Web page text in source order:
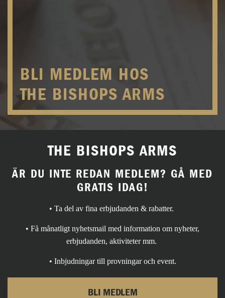
BLI MEDLEM HOS
THE BISHOPS ARMS
THE BISHOPS ARMS
ÄR DU INTE REDAN MEDLEM? GÅ MED
GRATIS IDAG!
• Ta del av fina erbjudanden & rabatter.
• Få månatligt nyhetsmail med information om nyheter,
erbjudanden, aktiviteter mm.
• Inbjudningar till provningar och event.
BLI MEDLEM